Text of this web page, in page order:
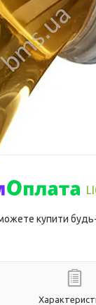
купити